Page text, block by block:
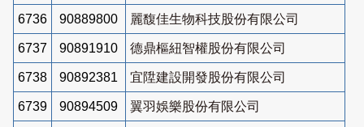
6736 90889800 麗馥佳生物科技股份有限公司
6737 90891910 德鼎樞紐智權股份有限公司
6738 90892381 宜陞建設開發股份有限公司
6739 90894509 翼羽娛樂股份有限公司